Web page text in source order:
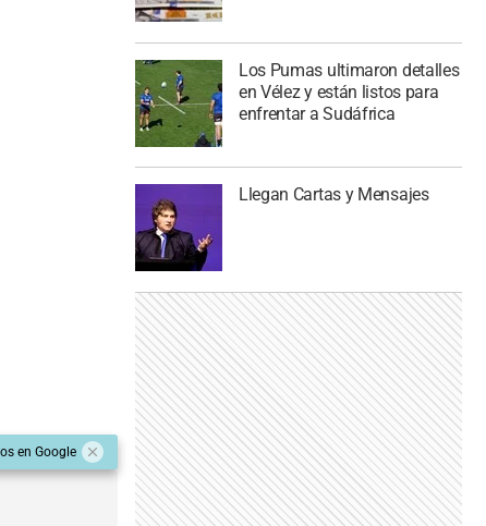
en Google
Los Pumas ultimaron detalles
en Vélez y están listos para
enfrentar a Sudáfrica
Llegan Cartas y Mensajes